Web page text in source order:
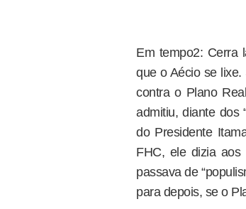
Em tempo2: Cerra
que o Aécio se
contra o Plano
admitiu, diante dos
do Presidente
FHC, ele dizia aos
passava de
para depois, se o